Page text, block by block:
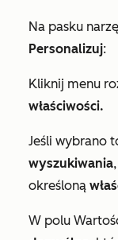
Na pasku
Personalizuj:
Kliknij menu
właściwości.
Jeśli wybrano
wyszukiwania
określoną
W polu